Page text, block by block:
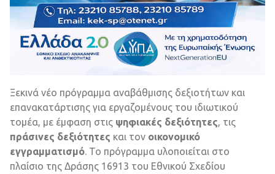
Ξεκινά νέο πρόγραμμα αναβάθμισης δεξιοτήτων και
επανακατάρτισης για εργαζομένους του ιδιωτικού
τομέα, με έμφαση στις ψηφιακές δεξιότητες, τις
πράσινες δεξιότητες και τον οικονομικό
εγγραμματισμό. Το πρόγραμμα υλοποιείται στο
πλαίσιο της Δράσης 16913 του Εθνικού Σχεδίου